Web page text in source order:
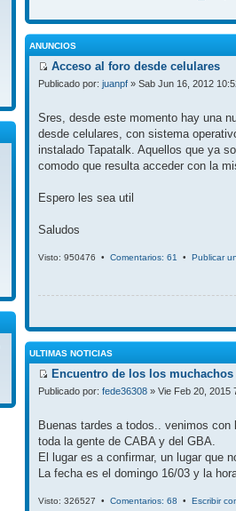
ANUNCIOS
Acceso al foro desde celulares
Publicado por: juanpf » Sab Jun 16, 2012
Sres, desde este momento hay una
desde celulares, con sistema
instalado Tapatalk. Aquellos que ya
comodo que resulta acceder con la
Espero les sea util
Saludos
Visto: 950476 • Comentarios: 61 • Publicar
ULTIMAS NOTICIAS
Encuentro de los los
Publicado por: fede36308 » Vie Feb 20, 2015
Buenas tardes a todos.. venimos
toda la gente de CABA y del GBA.
El lugar es a confirmar, un lugar que
La fecha es el domingo 16/03 y la
Visto: 326527 • Comentarios: 68 • Escribir